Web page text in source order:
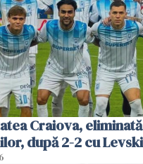
Craiova,
după 2-2 cu